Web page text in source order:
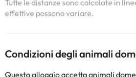
Tutte le distanze sono calcolate in
effettive possono variare.
Condizioni degli animali
Questo alloggio accetta animali